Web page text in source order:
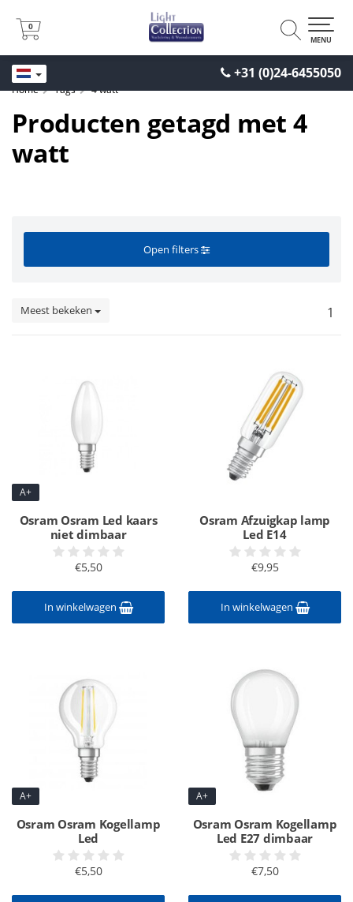
+31 (0)24-6455050
0
0
MENU
Home Tags 4 watt
Producten getagd met 4
watt
Open filters
Meest bekeken 1
A+
Osram Osram Led kaars
niet dimbaar
€5,50
In winkelwagen
Osram Afzuigkap lamp
Led E14
€9,95
In winkelwagen
A+
Osram Osram Kogellamp
Led
€5,50
A+
Osram Osram Kogellamp
Led E27 dimbaar
€7,50